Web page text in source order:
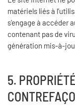
matériels liés à
s’engage à accéder
contenant pas de
génération mis-à-
5.